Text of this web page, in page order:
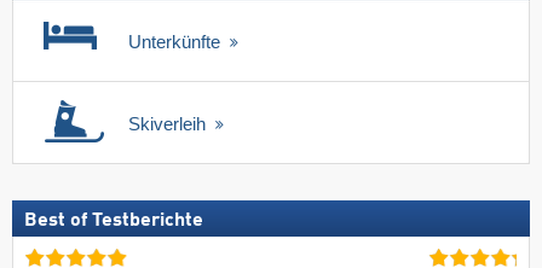
Unterkünfte
Skiverleih
Best of Testberichte